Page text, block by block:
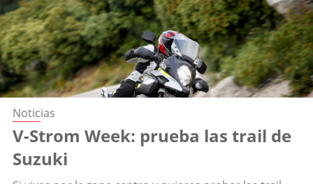
Noticias
V-Strom Week: prueba las trail de
Suzuki